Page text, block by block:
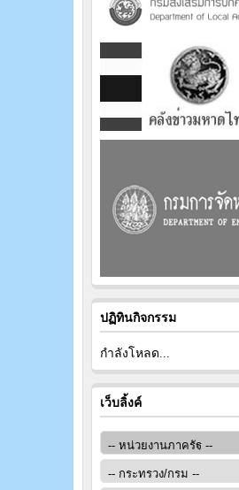
ปฏิทินกิจกรรม
กำลังโหลด...
เว็บลิ้งค์